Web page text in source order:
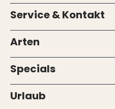
Service & Kontakt
Arten
Specials
Urlaub